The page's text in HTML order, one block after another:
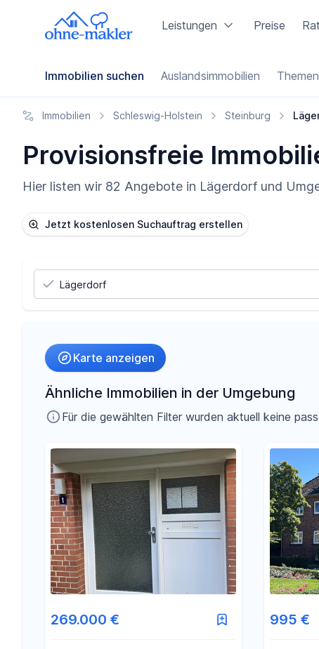
Leistungen Preise
Immobilien suchen Auslandsimmobilien
Immobilien Schleswig-Holstein Steinburg
Provisionsfreie
Hier listen wir 82 Angebote in Lägerdorf und
Jetzt kostenlosen Suchauftrag erstellen
Fläche - m²
Karte anzeigen
Ähnliche Immobilien in der Umgebung
Für die gewählten Filter wurden aktuell keine
269.000 € 995 €